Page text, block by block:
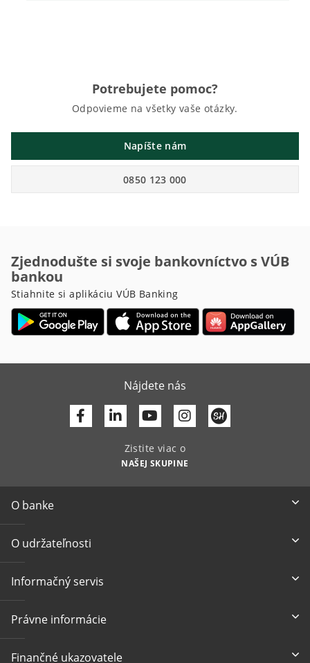
Potrebujete pomoc?
Odpovieme na všetky vaše otázky.
Napíšte nám
0850 123 000
Zjednodušte si svoje bankovníctvo s VÚB
bankou
Stiahnite si aplikáciu VÚB Banking
Nájdete nás
Facebook
LinkedinYoutube
Zistite viac o
NAŠEJ SKUPINE
O banke
O udržateľnosti
Informačný servis
Právne informácie
Finančné ukazovatele